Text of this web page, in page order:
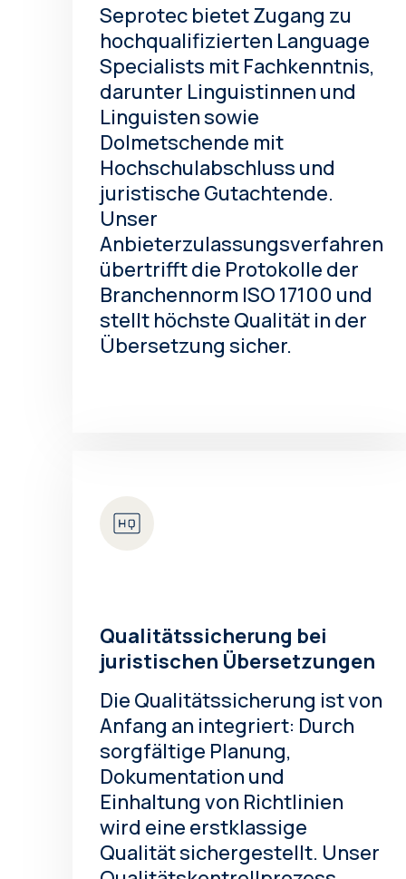
Seprotec bietet Zugang zu
hochqualifizierten Language
Specialists mit Fachkenntnis,
darunter Linguistinnen und
Linguisten sowie
Dolmetschende mit
Hochschulabschluss und
juristische Gutachtende.
Unser
Anbieterzulassungsverfahren
übertrifft die Protokolle der
Branchennorm ISO 17100 und
stellt höchste Qualität in der
Übersetzung sicher.
Qualitätssicherung bei
juristischen Übersetzungen
Die Qualitätssicherung ist von
Anfang an integriert: Durch
sorgfältige Planung,
Dokumentation und
Einhaltung von Richtlinien
wird eine erstklassige
Qualität sichergestellt. Unser